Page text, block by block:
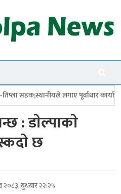
कार्यालयमा ताला छत्र
: डाेल्पाकाे
छ
बुधबार २२:२५